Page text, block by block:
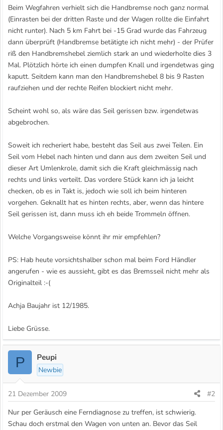
Beim Wegfahren verhielt sich die Handbremse noch ganz normal
(Einrasten bei der dritten Raste und der Wagen rollte die Einfahrt
nicht runter). Nach 5 km Fahrt bei -15 Grad wurde das Fahrzeug
dann überprüft (Handbremse betätigte ich nicht mehr) - der Prüfer
riß den Handbremshebel ziemlich stark an und wiederholte dies 3
Mal. Plötzlich hörte ich einen dumpfen Knall und irgendetwas ging
kaputt. Seitdem kann man den Handbremshebel 8 bis 9 Rasten
raufziehen und der rechte Reifen blockiert nicht mehr.
Scheint wohl so, als wäre das Seil gerissen bzw. irgendetwas
abgebrochen.
Soweit ich recheriert habe, besteht das Seil aus zwei Teilen. Ein
Seil vom Hebel nach hinten und dann aus dem zweiten Seil und
dieser Art Umlenkrole, damit sich die Kraft gleichmässig nach
rechts und links verteilt. Das vordere Stück kann ich ja leicht
checken, ob es in Takt is, jedoch wie soll ich beim hinteren
vorgehen. Geknallt hat es hinten rechts, aber, wenn das hintere
Seil gerissen ist, dann muss ich eh beide Trommeln öffnen.
Welche Vorgangsweise könnt ihr mir empfehlen?
PS: Hab heute vorsichtshalber schon mal beim Ford Händler
angerufen - wie es aussieht, gibt es das Bremsseil nicht mehr als
Originalteil :-(
Achja Baujahr ist 12/1985.
Liebe Grüsse.
P Peupi
Newbie
21 Dezember 2009
#2
Nur per Geräusch eine Ferndiagnose zu treffen, ist schwierig.
Schau doch erstmal den Wagen von unten an. Bevor das Seil